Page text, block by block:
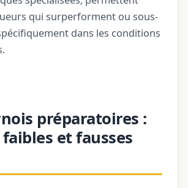
qui surperforment ou sous-
dans les conditions
préparatoires :
et fausses